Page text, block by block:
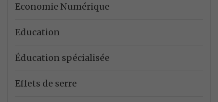
Economie Numérique
Education
Éducation spécialisée
Effets de serre